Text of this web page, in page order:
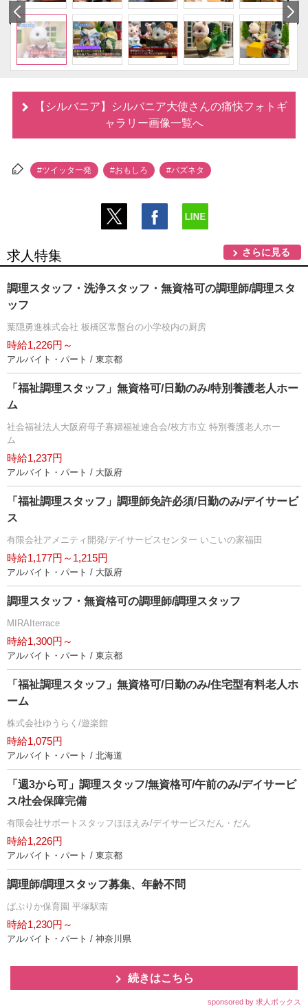
【シルバニア】シルバニア大使さんの痛快フォトギ
ャラリー画像一覧へ
#ツイッター発 #おもしろ #バズネタ
求人特集 さらに見る
調理スタッフ・洗浄スタッフ・無資格可の調理師/調理スタ
ッフ
葉隠勇進株式会社 板橋区常盤台の小学校内の厨房
時給1,226円～
アルバイト・パート / 東京都
「福祉調理スタッフ」無資格可/日勤のみ/特別養護老人ホー
ム
社会福祉法人大阪府母子寡婦福祉連合会/枚方市立 特別養護老人ホー
ム
時給1,237円
アルバイト・パート / 大阪府
「福祉調理スタッフ」調理師免許必須/日勤のみ/デイサービ
ス
有限会社アメニティ開発/デイサービスセンター いこいの家福田
時給1,177円～1,215円
アルバイト・パート / 大阪府
調理スタッフ・無資格可の調理師/調理スタッフ
MIRAIterrace
時給1,300円～
アルバイト・パート / 東京都
「福祉調理スタッフ」無資格可/日勤のみ/住宅型有料老人ホ
ーム
株式会社ゆうらく/遊楽館
時給1,075円
アルバイト・パート / 北海道
「週3から可」調理スタッフ/無資格可/午前のみ/デイサービ
ス/社会保障完備
有限会社サポートスタッフほほえみ/デイサービスだん・だん
時給1,226円
アルバイト・パート / 東京都
調理師/調理スタッフ募集、年齢不問
ぱぷりか保育園 平塚駅南
時給1,230円～
アルバイト・パート / 神奈川県
続きはこちら
sponsored by 求人ボックス